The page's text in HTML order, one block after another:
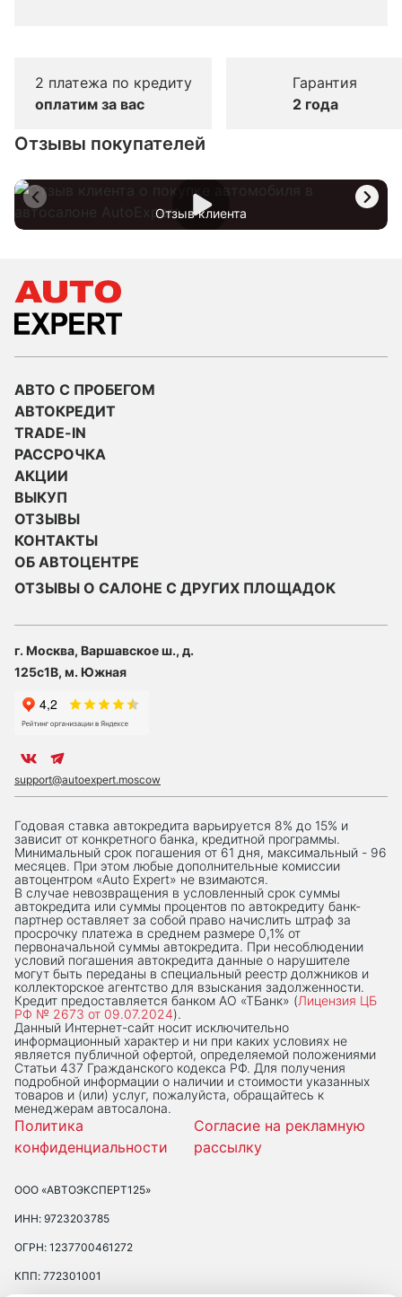
2 платежа по кредиту
оплатим за вас
Гарантия
2 года
Отзывы покупателей
Отзыв клиента
АВТО С ПРОБЕГОМ
АВТОКРЕДИТ
TRADE-IN
РАССРОЧКА
АКЦИИ
ВЫКУП
ОТЗЫВЫ
КОНТАКТЫ
ОБ АВТОЦЕНТРЕ
ОТЗЫВЫ О САЛОНЕ С ДРУГИХ ПЛОЩАДОК
г. Москва, Варшавское ш., д.
125с1В, м. Южная
support@autoexpert.moscow
Годовая ставка автокредита варьируется 8% до 15% и
зависит от конкретного банка, кредитной программы.
Минимальный срок погашения от 61 дня, максимальный - 96
месяцев. При этом любые дополнительные комиссии
автоцентром «Auto Expert» не взимаются.
В случае невозвращения в условленный срок суммы
автокредита или суммы процентов по автокредиту банк-
партнер оставляет за собой право начислить штраф за
просрочку платежа в среднем размере 0,1% от
первоначальной суммы автокредита. При несоблюдении
условий погашения автокредита данные о нарушителе
могут быть переданы в специальный реестр должников и
коллекторское агентство для взыскания задолженности.
Кредит предоставляется банком АО «ТБанк» (Лицензия ЦБ
РФ № 2673 от 09.07.2024).
Данный Интернет-сaйт носит исключительно
информационный характер и ни при каких условиях не
является публичной офертой, определяемой положениями
Статьи 437 Гражданского кодекса РФ. Для получения
подробной информации о наличии и стоимости указанных
товаров и (или) услуг, пожалуйста, обращайтесь к
менеджерам автосалона.
Политика
конфиденциальности
Согласие на рекламную
рассылку
ООО «АВТОЭКСПЕРТ125»
ИНН: 9723203785
ОГРН: 1237700461272
КПП: 772301001